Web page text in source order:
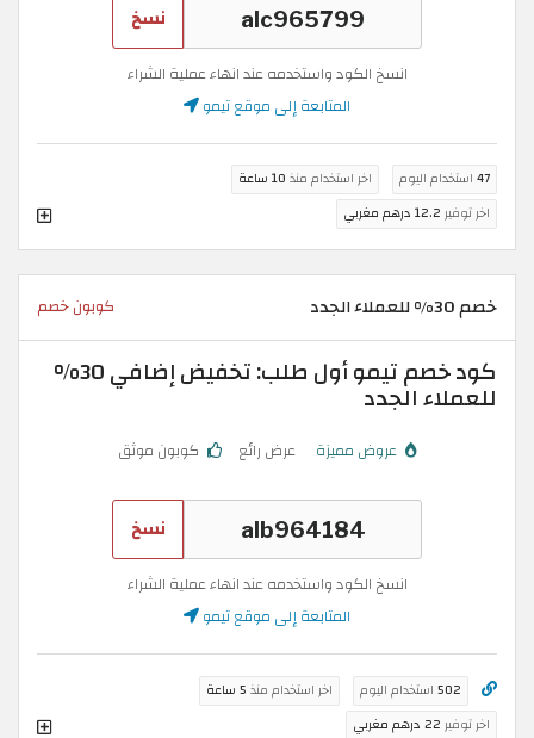
نسخ
انسخ الكود واستخدمه عند انهاء عملية الشراء
المتابعة إلى موقع تيمو
47 استخدام اليوم اخر استخدام منذ 10 ساعة
اخر توفير 12.2 درهم مغربي
خصم 30% للعملاء الجدد كوبون خصم
كود خصم تيمو أول طلب: تخفيض إضافي 30%
للعملاء الجدد
عروض مميزة عرض رائع كوبون موثق
نسخ
انسخ الكود واستخدمه عند انهاء عملية الشراء
المتابعة إلى موقع تيمو
502 استخدام اليوم اخر استخدام منذ 5 ساعة
اخر توفير 22 درهم مغربي